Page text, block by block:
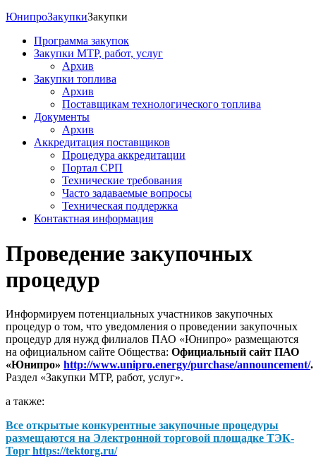
ЮнипроЗакупкиЗакупки
Программа закупок
Закупки МТР, работ, услуг
Архив
Закупки топлива
Архив
Поставщикам технологического топлива
Документы
Архив
Аккредитация поставщиков
Процедура аккредитации
Портал СРП
Технические требования
Часто задаваемые вопросы
Техническая поддержка
Контактная информация
Проведение закупочных
процедур
Информируем потенциальных участников закупочных
процедур о том, что уведомления о проведении закупочных
процедур для нужд филиалов ПАО «Юнипро» размещаются
на официальном сайте Общества: Официальный сайт ПАО
«Юнипро» http://www.unipro.energy/purchase/announcement/.
Раздел «Закупки МТР, работ, услуг».
а также:
Все открытые конкурентные закупочные процедуры
размещаются на Электронной торговой площадке ТЭК-
Торг https://tektorg.ru/